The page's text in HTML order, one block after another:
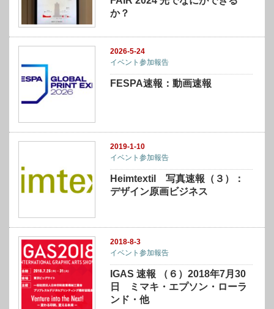
か？
2026-5-24
イベント参加報告
FESPA速報：動画速報
2019-1-10
イベント参加報告
Heimtextil 写真速報（３）：
デザイン原画ビジネス
2018-8-3
イベント参加報告
IGAS 速報 （６）2018年7月30
日 ミマキ・エプソン・ローラ
ンド・他